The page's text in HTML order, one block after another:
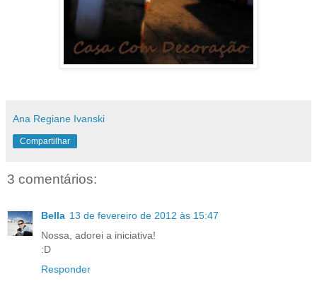
Ana Regiane Ivanski
Compartilhar
3 comentários:
Bella 13 de fevereiro de 2012 às 15:47
Nossa, adorei a iniciativa!
:D
Responder